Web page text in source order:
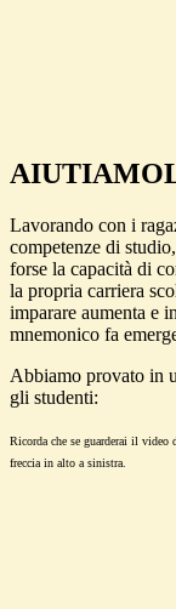
Lavorando con i
competenze di
forse la capacità di
la propria carriera
imparare aumenta e
mnemonico fa
Abbiamo provato in
gli studenti:
Ricorda che se guarderai il video
freccia in alto a sinistra.